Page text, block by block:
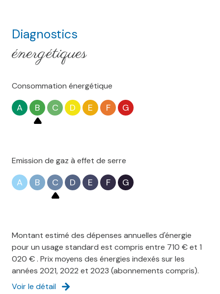
Diagnostics
énergétiques
Consommation énergétique
A B C D E F G
Emission de gaz à effet de serre
A B C D E F G
Montant estimé des dépenses annuelles d'énergie
pour un usage standard est compris entre 710 € et 1
020 € . Prix moyens des énergies indexés sur les
années 2021, 2022 et 2023 (abonnements compris).
Voir le détail